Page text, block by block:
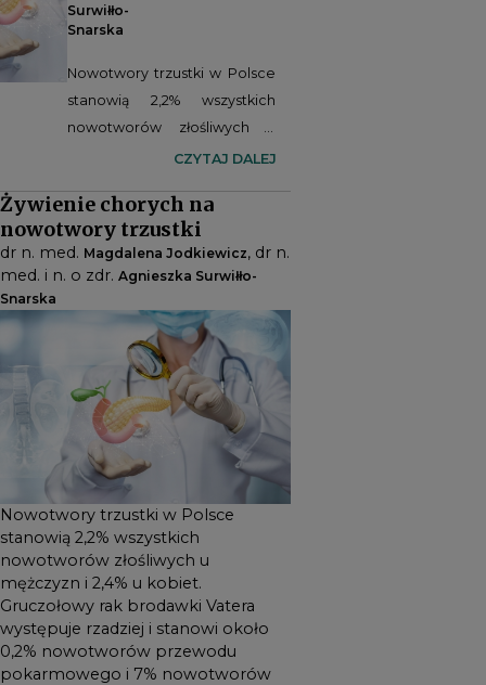
Surwiłło-
Snarska
Nowotwory trzustki w Polsce
stanowią 2,2% wszystkich
nowotworów złośliwych u
mężczyzn i 2,4% u kobiet.
Vatera występuje rzadziej i
stanowi około 0,2%
nowotworów przewodu
pokarmowego i 7%
nowotworów okolicy
okołobrodawkowej. Ryzyko
zachorowania na raka trzustki
jest większe u mężczyzn i
rośnie z wiekiem
CZYTAJ DALEJ
Żywienie chorych na
nowotwory trzustki
dr n. med. Magdalena Jodkiewicz, dr n.
med. i n. o zdr. Agnieszka Surwiłło-
Snarska
Nowotwory trzustki w Polsce
stanowią 2,2% wszystkich
nowotworów złośliwych u
mężczyzn i 2,4% u kobiet.
Gruczołowy rak brodawki Vatera
występuje rzadziej i stanowi około
0,2% nowotworów przewodu
pokarmowego i 7% nowotworów